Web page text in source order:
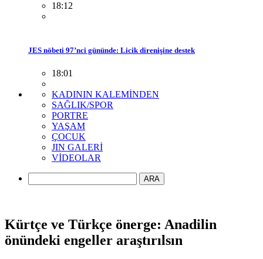
18:12
JES nöbeti 97’nci gününde: Licik direnişine destek
18:01
KADININ KALEMİNDEN
SAĞLIK/SPOR
PORTRE
YAŞAM
ÇOCUK
JIN GALERİ
VİDEOLAR
ARA
Kürtçe ve Türkçe önerge: Anadilin
önündeki engeller araştırılsın